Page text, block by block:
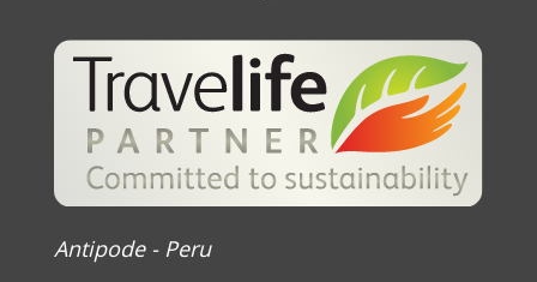
Antipode - Peru